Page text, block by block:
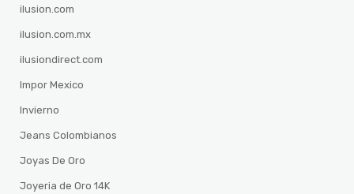
ilusion.com
ilusion.com.mx
ilusiondirect.com
Impor Mexico
Invierno
Jeans Colombianos
Joyas De Oro
Joyeria de Oro 14K